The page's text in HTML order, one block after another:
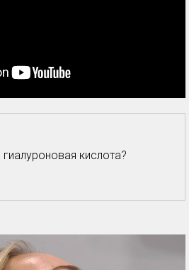
кислота?